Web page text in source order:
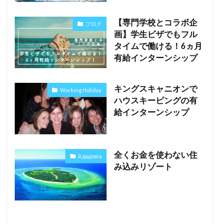
ブログ
【専門学校とコラボ企
画】学生ビザでもフル
タイムで働ける！6ヵ月
有給インターンシップ
Working Holiday
キングスキャニオンで
ハウスキーピングの有
給インターンシップ
й дадлага
全くお金を使わない住
み込みリゾート